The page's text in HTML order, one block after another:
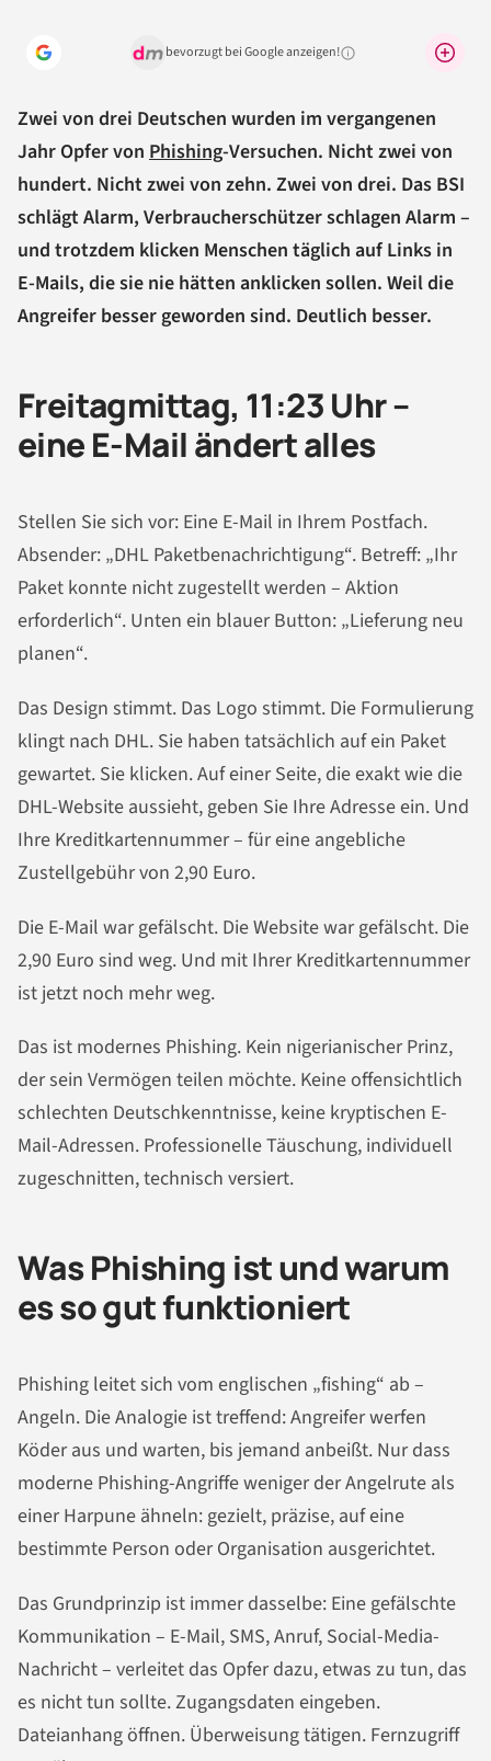
bevorzugt bei Google anzeigen!Warum lohnt sich das?
Zwei von drei Deutschen wurden im vergangenen
Jahr Opfer von Phishing-Versuchen. Nicht zwei von
hundert. Nicht zwei von zehn. Zwei von drei. Das BSI
schlägt Alarm, Verbraucherschützer schlagen Alarm –
und trotzdem klicken Menschen täglich auf Links in
E-Mails, die sie nie hätten anklicken sollen. Weil die
Angreifer besser geworden sind. Deutlich besser.
Freitagmittag, 11:23 Uhr –
eine E-Mail ändert alles
Stellen Sie sich vor: Eine E-Mail in Ihrem Postfach.
Absender: „DHL Paketbenachrichtigung“. Betreff: „Ihr
Paket konnte nicht zugestellt werden – Aktion
erforderlich“. Unten ein blauer Button: „Lieferung neu
planen“.
Das Design stimmt. Das Logo stimmt. Die Formulierung
klingt nach DHL. Sie haben tatsächlich auf ein Paket
gewartet. Sie klicken. Auf einer Seite, die exakt wie die
DHL-Website aussieht, geben Sie Ihre Adresse ein. Und
Ihre Kreditkartennummer – für eine angebliche
Zustellgebühr von 2,90 Euro.
Die E-Mail war gefälscht. Die Website war gefälscht. Die
2,90 Euro sind weg. Und mit Ihrer Kreditkartennummer
ist jetzt noch mehr weg.
Das ist modernes Phishing. Kein nigerianischer Prinz,
der sein Vermögen teilen möchte. Keine offensichtlich
schlechten Deutschkenntnisse, keine kryptischen E-
Mail-Adressen. Professionelle Täuschung, individuell
zugeschnitten, technisch versiert.
Was Phishing ist und warum
es so gut funktioniert
Phishing leitet sich vom englischen „fishing“ ab –
Angeln. Die Analogie ist treffend: Angreifer werfen
Köder aus und warten, bis jemand anbeißt. Nur dass
moderne Phishing-Angriffe weniger der Angelrute als
einer Harpune ähneln: gezielt, präzise, auf eine
bestimmte Person oder Organisation ausgerichtet.
Das Grundprinzip ist immer dasselbe: Eine gefälschte
Kommunikation – E-Mail, SMS, Anruf, Social-Media-
Nachricht – verleitet das Opfer dazu, etwas zu tun, das
es nicht tun sollte. Zugangsdaten eingeben.
Dateianhang öffnen. Überweisung tätigen. Fernzugriff